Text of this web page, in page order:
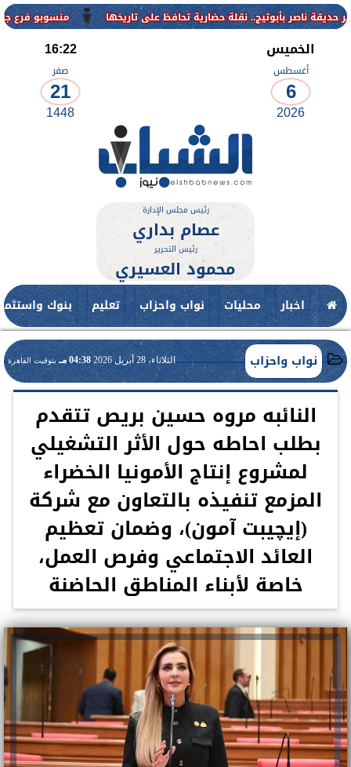
منسوبو فرع جامعة الأزهر
الخميس
أغسطس
6
2026
16:22
صفر
21
1448
رئيس مجلس الإدارة
عصام بداري
رئيس التحرير
محمود العسيري
اخبار محليات نواب واحزاب تعليم بنوك
نواب واحزاب الثلاثاء، 28 أبريل 2026 04:38 مـ بتوقيت القاهرة
النائبه مروه حسين بريص تتقدم
بطلب احاطه حول الأثر التشغيلي
لمشروع إنتاج الأمونيا الخضراء
المزمع تنفيذه بالتعاون مع شركة
(إيچيبت آمون)، وضمان تعظيم
العائد الاجتماعي وفرص العمل،
خاصة لأبناء المناطق الحاضنة